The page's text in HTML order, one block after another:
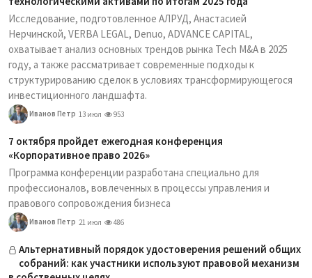
Исследование, подготовленное АЛРУД, Анастасией
Нерчинской, VERBA LEGAL, Denuo, ADVANCE CAPITAL,
охватывает анализ основных трендов рынка Tech M&A в 2025
году, а также рассматривает современные подходы к
структурированию сделок в условиях трансформирующегося
инвестиционного ландшафта.
Иванов Петр 13 июл 953
7 октября пройдет ежегодная конференция
«Корпоративное право 2026»
Программа конференции разработана специально для
профессионалов, вовлеченных в процессы управления и
правового сопровождения бизнеса
Иванов Петр 21 июл 486
Альтернативный порядок удостоверения решений общих
собраний: как участники используют правовой механизм